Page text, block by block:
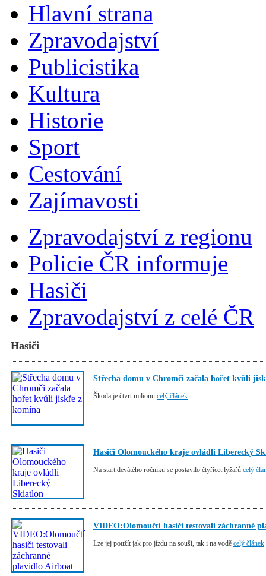
Hlavní strana
Zpravodajství
Publicistika
Kultura
Historie
Sport
Cestování
Zajímavosti
Zpravodajství z regionu
Policie ČR informuje
Hasiči
Zpravodajství z celé ČR
Hasiči
Střecha domu v Chromči začala hořet kvůli
Škoda je čtvrt milionu celý článek
Hasiči Olomouckého kraje ovládli Liberecký
Na start devátého ročníku se postavilo čtyřicet lyžařů celý
VIDEO:Olomoučtí hasiči testovali záchranné
Lze jej použít jak pro jízdu na souši, tak i na vodě celý článek